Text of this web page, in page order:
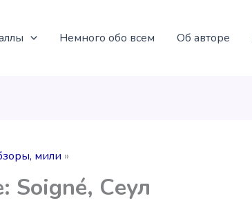
Немного обо всем Об авторе
мили
Soigné, Сеул